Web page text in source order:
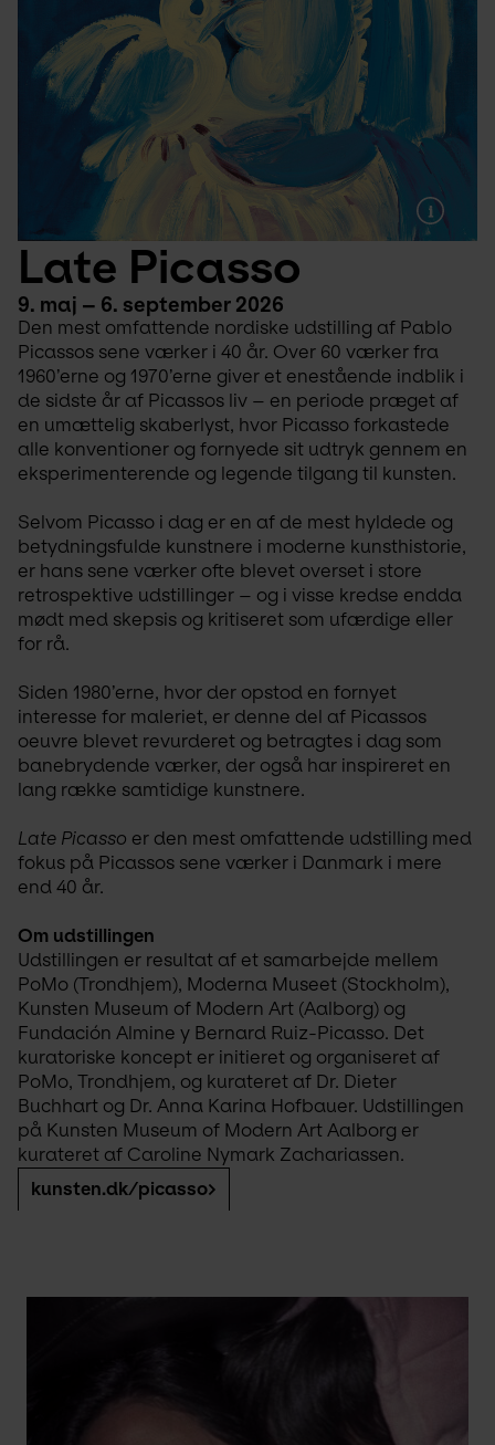
Late Picasso
9. maj – 6. september 2026
Den mest omfattende nordiske udstilling af Pablo
Picassos sene værker i 40 år. Over 60 værker fra
1960’erne og 1970’erne giver et enestående indblik i
de sidste år af Picassos liv – en periode præget af
en umættelig skaberlyst, hvor Picasso forkastede
alle konventioner og fornyede sit udtryk gennem en
eksperimenterende og legende tilgang til kunsten.
Selvom Picasso i dag er en af de mest hyldede og
betydningsfulde kunstnere i moderne kunsthistorie,
er hans sene værker ofte blevet overset i store
retrospektive udstillinger – og i visse kredse endda
mødt med skepsis og kritiseret som ufærdige eller
for rå.
Siden 1980’erne, hvor der opstod en fornyet
interesse for maleriet, er denne del af Picassos
oeuvre blevet revurderet og betragtes i dag som
banebrydende værker, der også har inspireret en
lang række samtidige kunstnere.
Late Picasso er den mest omfattende udstilling med
fokus på Picassos sene værker i Danmark i mere
end 40 år.
Om udstillingen
Udstillingen er resultat af et samarbejde mellem
PoMo (Trondhjem), Moderna Museet (Stockholm),
Kunsten Museum of Modern Art (Aalborg) og
Fundación Almine y Bernard Ruiz-Picasso. Det
kuratoriske koncept er initieret og organiseret af
PoMo, Trondhjem, og kurateret af Dr. Dieter
Buchhart og Dr. Anna Karina Hofbauer. Udstillingen
på Kunsten Museum of Modern Art Aalborg er
kurateret af Caroline Nymark Zachariassen.
kunsten.dk/picasso